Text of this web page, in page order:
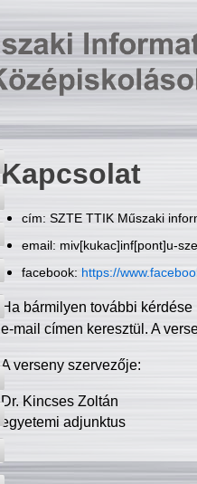
Kapcsolat
cím: SZTE TTIK Műszaki
email: miv[kukac]inf[pont]u-
facebook: https://
Ha bármilyen további
e-mail címen keresztül. A
A verseny szervezője:
Dr. Kincses Zoltán
egyetemi adjunktus